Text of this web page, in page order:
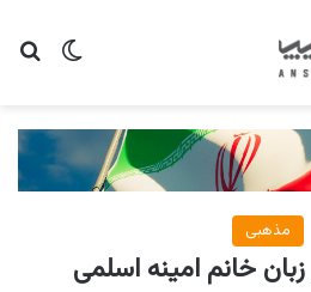
تغییر
مذهبی
خانم امینه اسلمی